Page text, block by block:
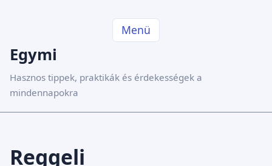
Menü
Egymi
Hasznos tippek, praktikák és érdekességek a
mindennapokra
Reggeli